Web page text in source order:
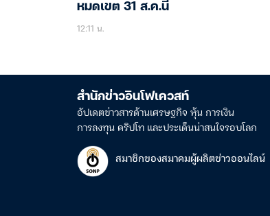
หมดเขต 31 ส.ค.นี้
12:11 น.
สำนักข่าวอินโฟเควสท์
อัปเดตข่าวสารด้านเศรษฐกิจ หุ้น การเงิน
การลงทุน คริปโท และประเด็นน่าสนใจรอบโลก
สมาชิกของสมาคมผู้ผลิตข่าวออนไลน์